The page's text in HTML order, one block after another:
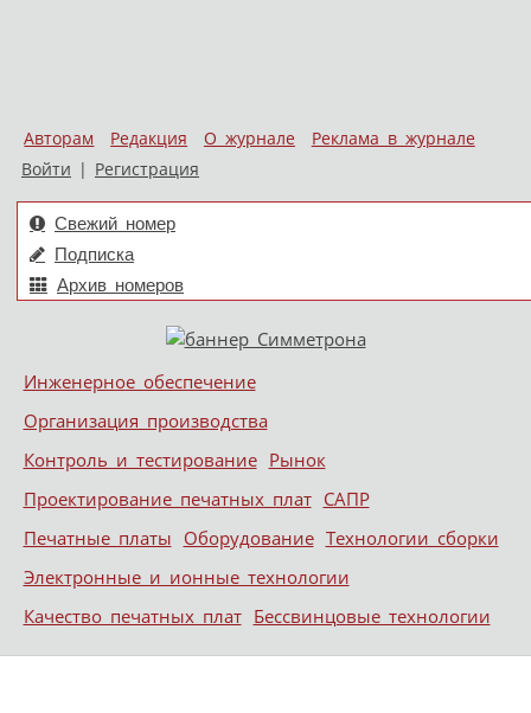
Авторам Редакция О журнале
Реклама в журнале
Войти | Регистрация
Свежий номер
Подписка
Архив номеров
Меню
Skip to content
Инженерное обеспечение
Организация производства
Контроль и тестирование Рынок
Проектирование печатных плат САПР
Печатные платы Оборудование Технологии сборки
Электронные и ионные технологии
Качество печатных плат Бессвинцовые технологии